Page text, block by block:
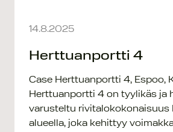
14.8.2025
Herttuanportti 4
Case Herttuanportti 4, Espoo,
Herttuanportti 4 on tyylikäs ja
varusteltu rivitalokokonaisuus
alueella, joka kehittyy